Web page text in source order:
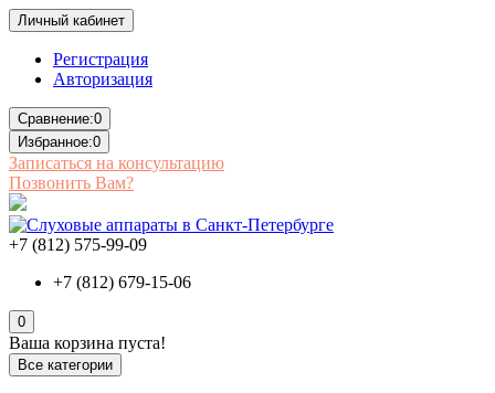
Личный кабинет
Регистрация
Авторизация
Сравнение:0
Избранное:0
Записаться на консультацию
Позвонить Вам?
+7 (812) 575-99-09
+7 (812) 679-15-06
0
Ваша корзина пуста!
Все категории